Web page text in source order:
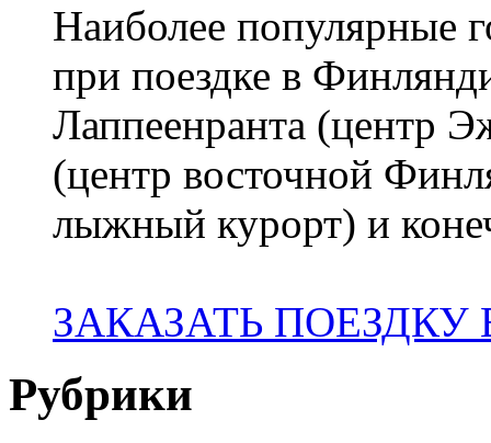
Наиболее популярные
при поездке в
Лаппеенранта (центр
(центр восточной
лыжный курорт) и
ЗАКАЗАТЬ
Рубрики